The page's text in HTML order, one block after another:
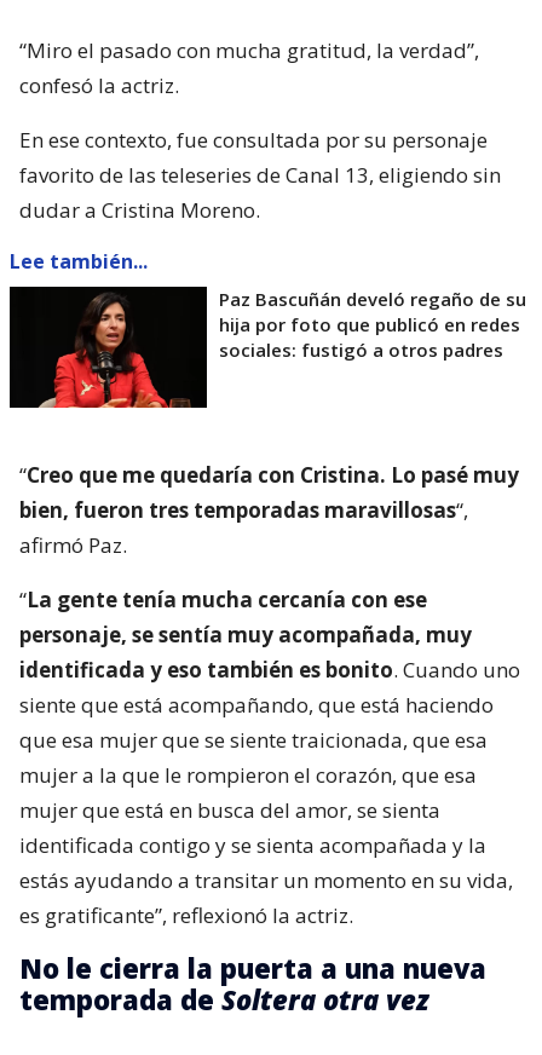
“Miro el pasado con mucha gratitud, la verdad”,
confesó la actriz.
En ese contexto, fue consultada por su personaje
favorito de las teleseries de Canal 13, eligiendo sin
dudar a Cristina Moreno.
Lee también...
Paz Bascuñán develó regaño de su
hija por foto que publicó en redes
sociales: fustigó a otros padres
“Creo que me quedaría con Cristina. Lo pasé muy
bien, fueron tres temporadas maravillosas“,
afirmó Paz.
“La gente tenía mucha cercanía con ese
personaje, se sentía muy acompañada, muy
identificada y eso también es bonito. Cuando uno
siente que está acompañando, que está haciendo
que esa mujer que se siente traicionada, que esa
mujer a la que le rompieron el corazón, que esa
mujer que está en busca del amor, se sienta
identificada contigo y se sienta acompañada y la
estás ayudando a transitar un momento en su vida,
es gratificante”, reflexionó la actriz.
No le cierra la puerta a una nueva
temporada de Soltera otra vez